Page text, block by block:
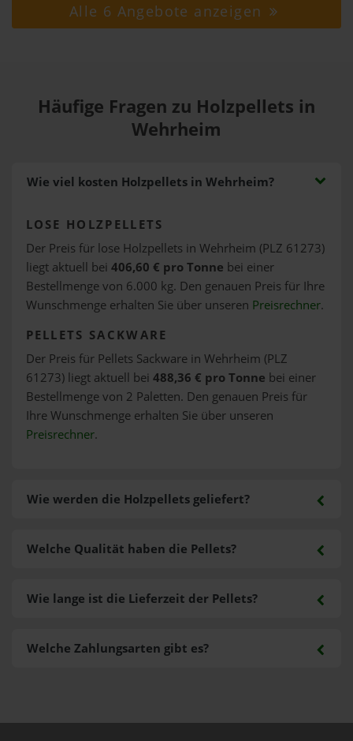
Alle 6 Angebote anzeigen
Häufige Fragen zu Holzpellets in
Wehrheim
Wie viel kosten Holzpellets in Wehrheim?
LOSE HOLZPELLETS
Der Preis für lose Holzpellets in Wehrheim (PLZ 61273)
liegt aktuell bei 406,60 € pro Tonne bei einer
Bestellmenge von 6.000 kg. Den genauen Preis für Ihre
Wunschmenge erhalten Sie über unseren Preisrechner.
PELLETS SACKWARE
Der Preis für Pellets Sackware in Wehrheim (PLZ
61273) liegt aktuell bei 488,36 € pro Tonne bei einer
Bestellmenge von 2 Paletten. Den genauen Preis für
Ihre Wunschmenge erhalten Sie über unseren
Preisrechner.
Wie werden die Holzpellets geliefert?
Welche Zahlungsarten gibt es?
Welche Qualität haben die Pellets?
Wie lange ist die Lieferzeit der Pellets?